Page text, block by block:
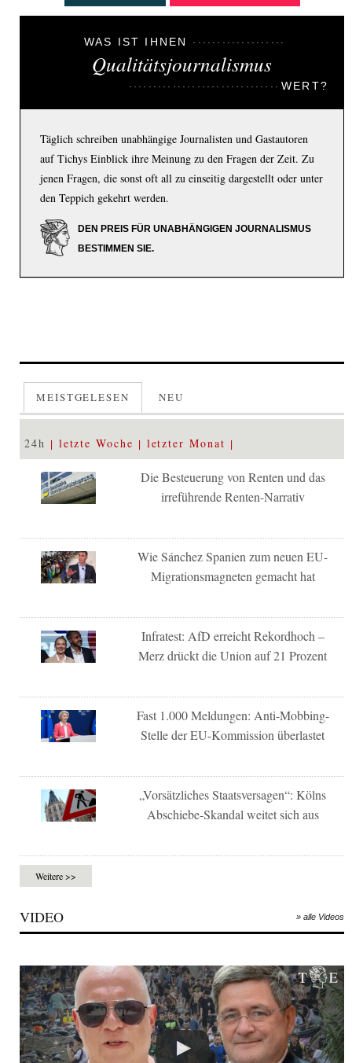
WAS IST IHNEN
Qualitätsjournalismus
WERT?
Täglich schreiben unabhängige Journalisten und Gastautoren
auf Tichys Einblick ihre Meinung zu den Fragen der Zeit. Zu
jenen Fragen, die sonst oft all zu einseitig dargestellt oder unter
den Teppich gekehrt werden.
DEN PREIS FÜR UNABHÄNGIGEN JOURNALISMUS
BESTIMMEN SIE.
MEISTGELESEN NEU
24h letzte Woche letzter Monat
Die Besteuerung von Renten und das
irreführende Renten-Narrativ
Wie Sánchez Spanien zum neuen EU-
Migrationsmagneten gemacht hat
Infratest: AfD erreicht Rekordhoch –
Merz drückt die Union auf 21 Prozent
Fast 1.000 Meldungen: Anti-Mobbing-
Stelle der EU-Kommission überlastet
„Vorsätzliches Staatsversagen“: Kölns
Abschiebe-Skandal weitet sich aus
Weitere >>
VIDEO » alle Videos